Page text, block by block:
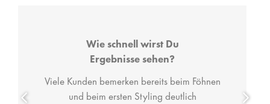
Wie schnell wirst Du
Ergebnisse sehen?
Viele Kunden bemerken bereits beim Föhnen
und beim ersten Styling deutlich